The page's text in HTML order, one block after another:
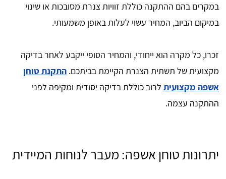
במקרים בהם ההתקנה כוללת זוויות צנרת מסובכות או שינוי
במיקום הביוב, המחיר עשוי לעלות באופן משמעותי.
זכרו, כל מקרה הוא ייחודי, והמחיר הסופי ייקבע לאחר בדיקה
מקצועית של תשתית הצנרת הקיימת בביתכם. התקנת טוחן
אשפה מקצועית לרוב כוללת בדיקה יסודית ומקיפה לפני
ההתקנה עצמה.
יתרונות טוחן אשפה: מעבר לנוחות המיידית